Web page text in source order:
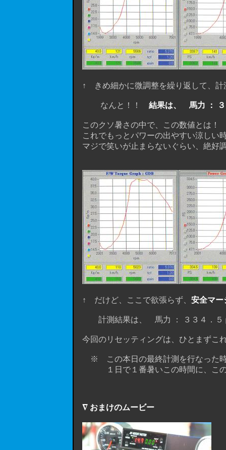
↑ きめ細かに微調整を繰り返して、計
なんと！！ 結果は、 馬力 ：
このクソ暑さの中で、この数値とは！
これでもっとパワーの出やすい涼しい
マジで笑いが止まらないぐらい、絶好
↑ だけど、ここで欲張らず、 安全マー
計測結果は、 馬力 ： ３３４．５
今回のリセッティングは、ひとまずこ
※ この本日の最終計測を行なった時
１日で１番暑いこの時間に、この
∇ おまけのムービー